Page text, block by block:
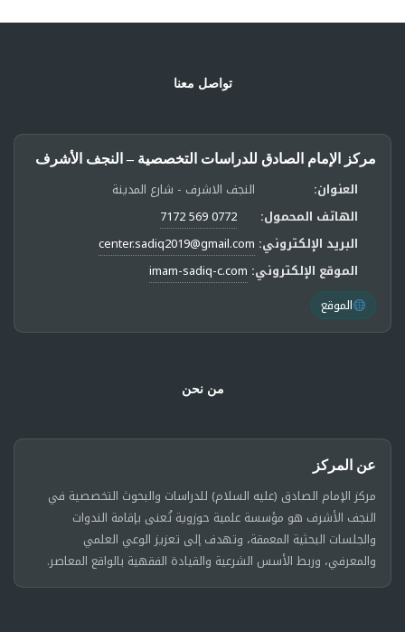
تواصل معنا
مركز الإمام الصادق للدراسات التخصصية – النجف الأشرف
العنوان:
النجف الاشرف - شارع المدينة
الهاتف المحمول:
0772 569 7172
البريد الإلكتروني: center.sadiq2019@gmail.com
الموقع الإلكتروني: imam-sadiq-c.com
الموقع
من نحن
عن المركز
مركز الإمام الصادق (عليه السلام) للدراسات والبحوث التخصصية في
النجف الأشرف هو مؤسسة علمية حوزوية تُعنى بإقامة الندوات
والجلسات البحثية المعمقة، وتهدف إلى تعزيز الوعي العلمي
والمعرفي، وربط الأسس الشرعية والقيادة الفقهية بالواقع المعاصر.